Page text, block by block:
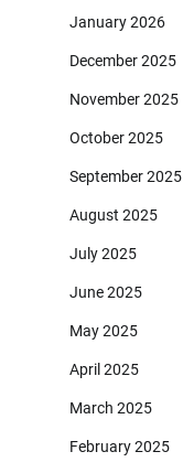
January 2026
December 2025
November 2025
October 2025
September 2025
August 2025
July 2025
June 2025
May 2025
April 2025
March 2025
February 2025